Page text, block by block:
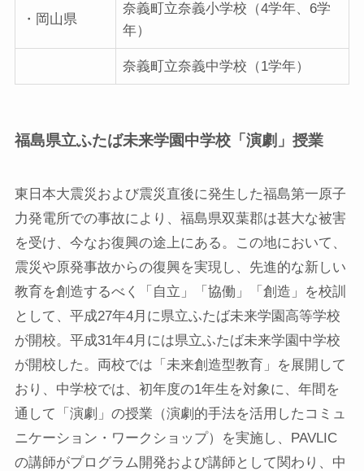
・岡山県
奈義町立奈義小学校（4学年、6学
年）
奈義町立奈義中学校（1学年）
福島県立ふたば未来学園中学校「演劇」授業
東日本大震災および震災直後に発生した福島第一原子
力発電所での事故により、福島県双葉郡は甚大な被害
を受け、今なお復興の途上にある。この地において、
震災や原発事故からの復興を実現し、先進的な新しい
教育を創造するべく「自立」「協働」「創造」を校訓
として、平成27年4月に県立ふたば未来学園高等学校
が開校。平成31年4月には県立ふたば未来学園中学校
が開校した。両校では「未来創造型教育」を展開して
おり、中学校では、初年度の1年生を対象に、年間を
通して「演劇」の授業（演劇的手法を活用したコミュ
ニケーション・ワークショップ）を実施し、PAVLIC
の講師がプログラム開発および講師として関わり、中